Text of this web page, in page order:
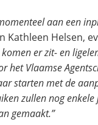
aan een
Kathleen Helsen,
komen er zit- en
het Vlaamse
starten met de
zullen nog
gemaakt.”